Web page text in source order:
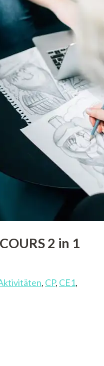
2 in 1
, CP, CE1,